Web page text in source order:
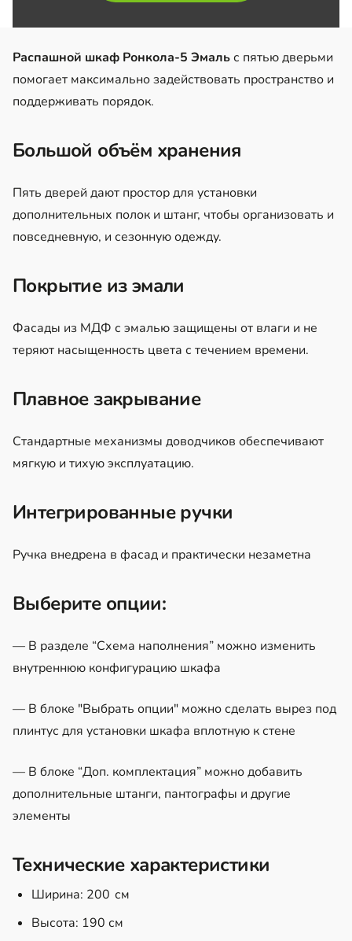
Распашной шкаф Ронкола-5 Эмальс пятью дверьми
помогает максимально задействовать пространство и
поддерживать порядок.
Большой объём хранения
Пять дверей дают простор для установки
дополнительных полок и штанг, чтобы организовать и
повседневную, и сезонную одежду.
Покрытие из эмали
Фасады из МДФ с эмалью защищены от влаги и не
теряют насыщенность цвета с течением времени.
Плавное закрывание
Стандартные механизмы доводчиков обеспечивают
мягкую и тихую эксплуатацию.
Интегрированные ручки
Ручка внедрена в фасад и практически незаметна
Выберите опции:
— В разделе “Схема наполнения” можно изменить
внутреннюю конфигурацию шкафа
— В блоке "Выбрать опции" можно сделать вырез под
плинтус для установки шкафа вплотную к стене
— В блоке “Доп. комплектация” можно добавить
дополнительные штанги, пантографы и другие
элементы
Технические характеристики
Ширина: 200 см
Высота: 190 см